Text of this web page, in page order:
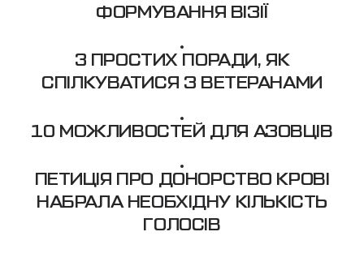
ФОРМУВАННЯ ВІЗІЇ
3 ПРОСТИХ ПОРАДИ, ЯК
СПІЛКУВАТИСЯ З ВЕТЕРАНАМИ
10 МОЖЛИВОСТЕЙ ДЛЯ АЗОВЦІВ
ПЕТИЦІЯ ПРО ДОНОРСТВО КРОВІ
НАБРАЛА НЕОБХІДНУ КІЛЬКІСТЬ
ГОЛОСІВ